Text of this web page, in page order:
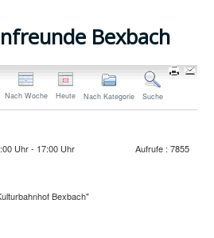
Bexbach
Nach Woche Heute Nach Kategorie Suche
Uhr - 17:00 Uhr
Aufrufe : 7855
Bexbach"